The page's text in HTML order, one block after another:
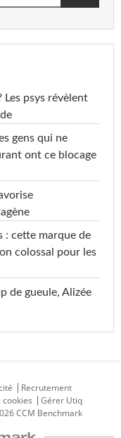
psys révèlent
gens qui ne
ont ce blocage
: cette marque de
colossal pour les
de gueule, Alizée
Recrutement
Gérer Utiq
CCM Benchmark